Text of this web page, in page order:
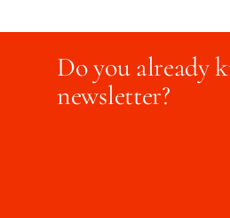
Do you already
newsletter?